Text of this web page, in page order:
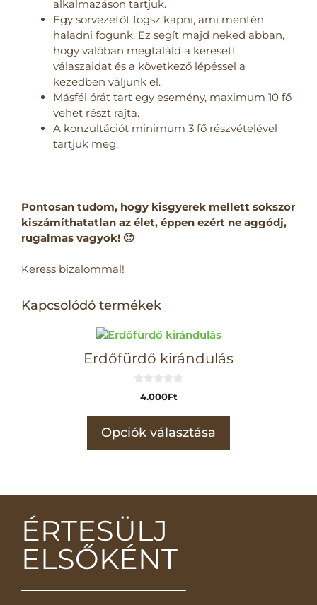
alkalmazáson tartjuk.
Egy sorvezetőt fogsz kapni, ami mentén
haladni fogunk. Ez segít majd neked abban,
hogy valóban megtaláld a keresett
válaszaidat és a következő lépéssel a
kezedben váljunk el.
Másfél órát tart egy esemény, maximum 10 fő
vehet részt rajta.
A konzultációt minimum 3 fő részvételével
tartjuk meg.
Pontosan tudom, hogy kisgyerek mellett sokszor
kiszámíthatatlan az élet, éppen ezért ne aggódj,
rugalmas vagyok! 🙂
Keress bizalommal!
Kapcsolódó termékek
Erdőfürdő kirándulás
5
-
b
l
4.000Ft
Opciók választása
ÉRTESÜLJ
ELSŐKÉNT